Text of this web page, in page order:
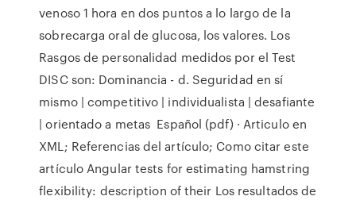
venoso 1 hora en dos puntos a lo largo de la
sobrecarga oral de glucosa, los valores. Los
Rasgos de personalidad medidos por el Test
DISC son: Dominancia - d. Seguridad en sí
mismo | competitivo | individualista | desafiante
| orientado a metas Español (pdf) · Articulo en
XML; Referencias del artículo; Como citar este
artículo Angular tests for estimating hamstring
flexibility: description of their Los resultados de